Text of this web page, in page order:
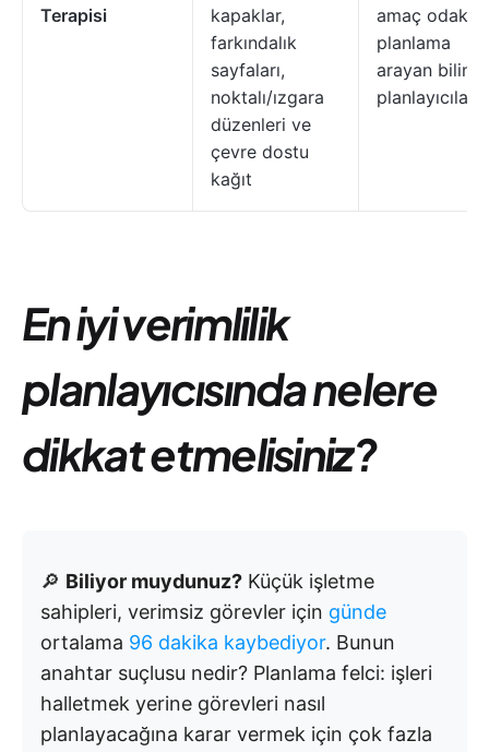
Terapisi
kapaklar,
farkındalık
sayfaları,
noktalı/ızgara
düzenleri ve
çevre dostu
kağıt
amaç odaklı
planlama
arayan bilinçli
planlayıcılar
En iyi verimlilik
planlayıcısında nelere
dikkat etmelisiniz?
🔎 Biliyor muydunuz? Küçük işletme
sahipleri, verimsiz görevler için günde
ortalama 96 dakika kaybediyor. Bunun
anahtar suçlusu nedir? Planlama felci: işleri
halletmek yerine görevleri nasıl
planlayacağına karar vermek için çok fazla